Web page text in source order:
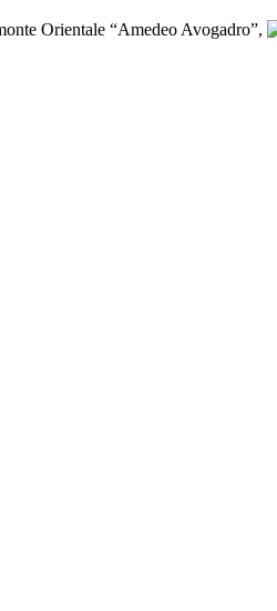
Orientale “Amedeo Avogadro”,